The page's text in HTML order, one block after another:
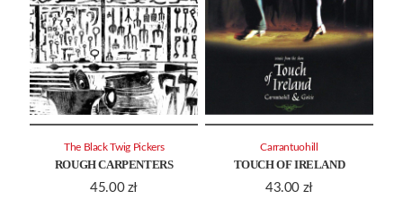
ROUGH CARPENTERS
45.00 zł
The Black Twig Pickers
TOUCH OF IRELAND
43.00 zł
Carrantuohill